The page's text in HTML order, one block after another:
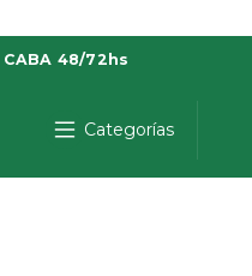
48/72hs
Categorías